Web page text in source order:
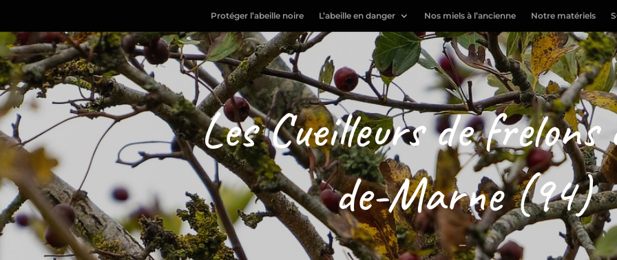
Protéger l’abeille noire L’abeille en danger Nos miels à l’ancienne Notre matériels
Les Cueilleurs de frelons
de-Marne (94)
–